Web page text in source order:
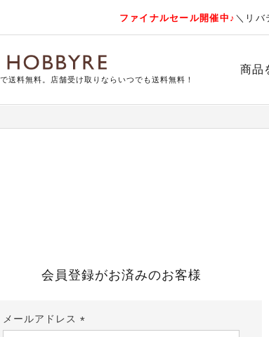
ファイナルセール開催中♪ ＼リバ
送料無料。店舗受け取りならいつでも送料無料！
商品
会員登録がお済みのお客様
メールアドレス